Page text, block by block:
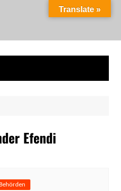
Efendi
Translate »